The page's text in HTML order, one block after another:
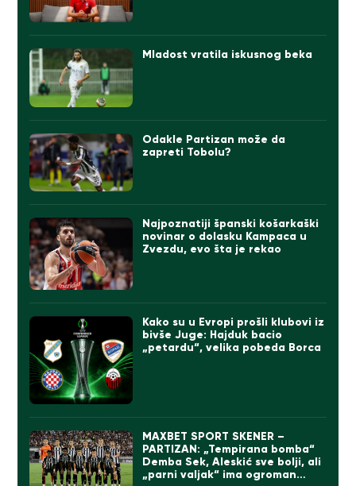
Mladost vratila iskusnog beka
Odakle Partizan može da
zapreti Tobolu?
Najpoznatiji španski košarkaški
novinar o dolasku Kampaca u
Zvezdu, evo šta je rekao
Kako su u Evropi prošli klubovi iz
bivše Juge: Hajduk bacio
„petardu“, velika pobeda Borca
MAXBET SPORT SKENER –
PARTIZAN: „Tempirana bomba“
Demba Sek, Aleskić sve bolji, ali
„parni valjak“ ima ogroman